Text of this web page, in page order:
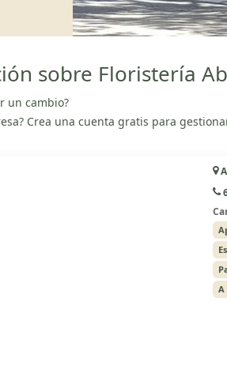
sobre Floristería
un cambio?
Crea una cuenta gratis para
A